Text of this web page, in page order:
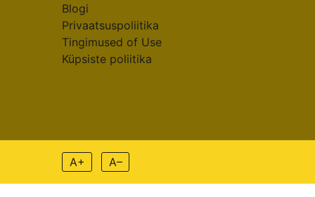
Blogi
Privaatsuspoliitika
Tingimused of Use
Küpsiste poliitika
A+ A–